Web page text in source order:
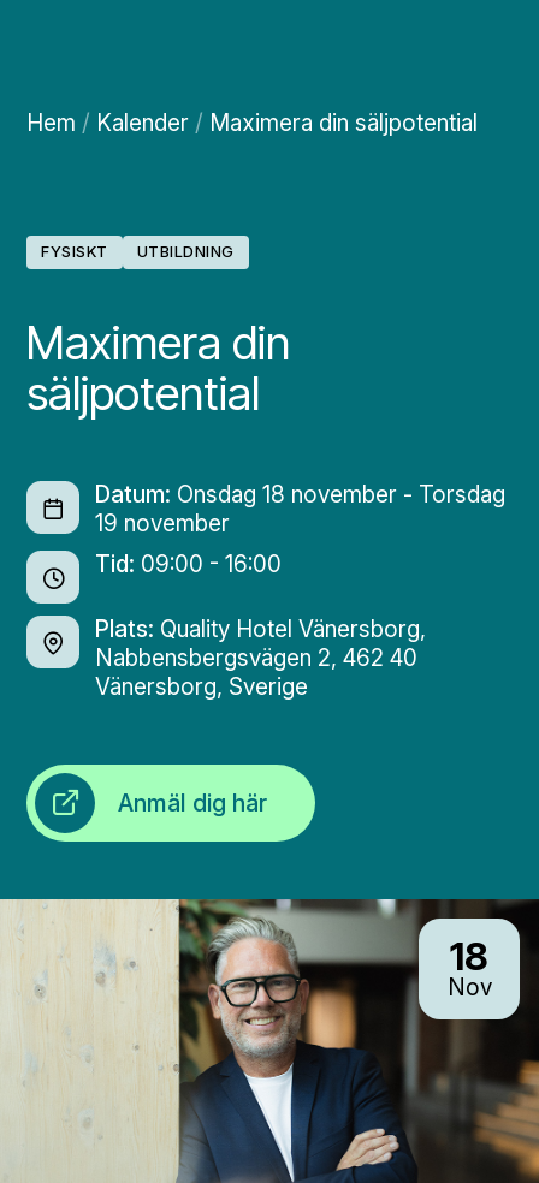
Hem / Kalender / Maximera din säljpotential
FYSISKT UTBILDNING
Maximera din
säljpotential
Datum: Onsdag 18 november - Torsdag
19 november
Tid: 09:00 - 16:00
Plats: Quality Hotel Vänersborg,
Nabbensbergsvägen 2, 462 40
Vänersborg, Sverige
Anmäl dig här
18
Nov